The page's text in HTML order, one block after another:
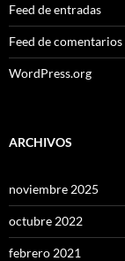
Feed de entradas
Feed de comentarios
WordPress.org
ARCHIVOS
noviembre 2025
octubre 2022
febrero 2021